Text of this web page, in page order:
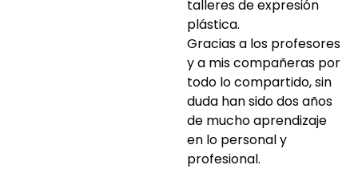
talleres de expresión
plástica.
Gracias a los profesores
y a mis compañeras por
todo lo compartido, sin
duda han sido dos años
de mucho aprendizaje
en lo personal y
profesional.